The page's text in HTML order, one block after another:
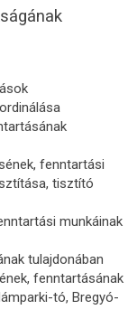
fenntartási
tisztító
munkáinak
tulajdonában
fenntartásának
tó, Bregyó-